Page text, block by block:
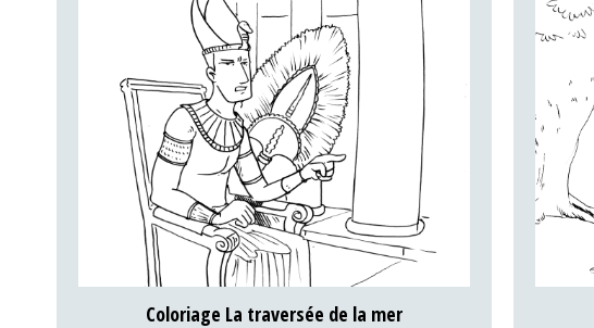
Coloriage La traversée de la mer